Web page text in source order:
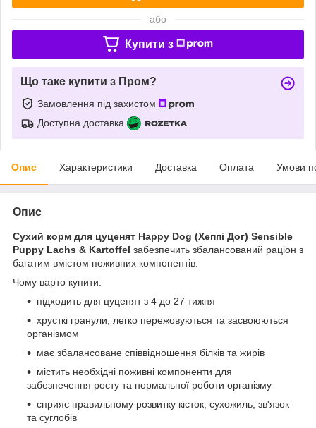
або
Купити з
Що таке купити з Пром?
Замовлення під захистом
Доступна доставка
Опис Характеристики Доставка Оплата Умови
Опис
Сухий корм для цуценят Happy Dog (Хеппі Дог) Sensible
Puppy Lachs & Kartoffel забезпечить збалансований раціон з
багатим вмістом поживних компонентів.
Чому варто купити:
підходить для цуценят з 4 до 27 тижня
хрусткі гранули, легко пережовуються та засвоюються
організмом
має збалансоване співвідношення білків та жирів
містить необхідні поживні компоненти для
забезпечення росту та нормальної роботи організму
сприяє правильному розвитку кісток, сухожиль, зв'язок
та суглобів